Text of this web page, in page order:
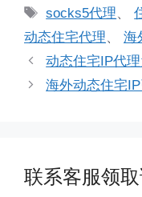
标
签
socks5代理、
动态住宅代理、 海
动态住宅IP代
海外动态住宅
联系客服领